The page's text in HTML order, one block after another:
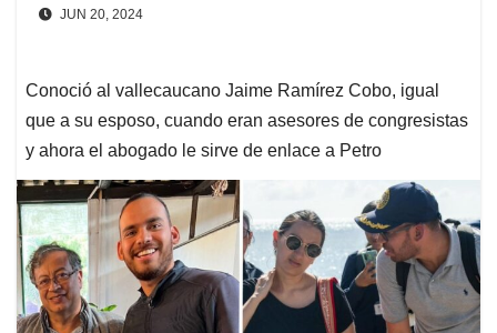
JUN 20, 2024
Conoció al vallecaucano Jaime Ramírez Cobo, igual
que a su esposo, cuando eran asesores de congresistas
y ahora el abogado le sirve de enlace a Petro